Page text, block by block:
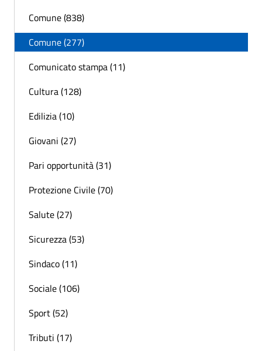
Comune (838)
Comune (277)
Comunicato stampa (11)
Cultura (128)
Edilizia (10)
Giovani (27)
Pari opportunità (31)
Protezione Civile (70)
Salute (27)
Sicurezza (53)
Sindaco (11)
Sociale (106)
Sport (52)
Tributi (17)